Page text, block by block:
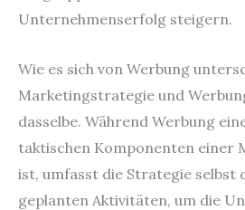
Unternehmenserfolg steigern.
Wie es sich von Werbung
Marketingstrategie und
dasselbe. Während Werbung
taktischen Komponenten einer
ist, umfasst die Strategie selbst
geplanten Aktivitäten, um die